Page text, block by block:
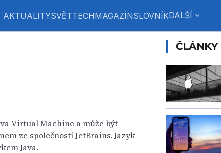
AKTUALITYSVĚTTECHMAGAZÍNSLOVNÍKDALŠÍ expand_more
Virtual Machine a může být
ze společnostíJetBrains. Jazyk
Java.
ČLÁNKY